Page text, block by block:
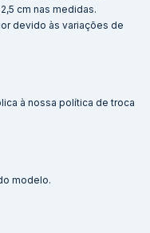
cm nas medidas.
devido às variações de
à nossa política de troca
modelo.